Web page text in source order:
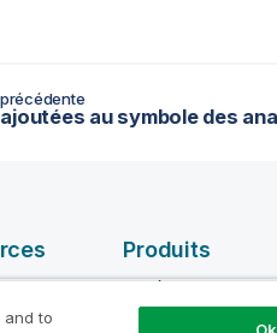
Help
Produits
QUALITÉ DE
and to